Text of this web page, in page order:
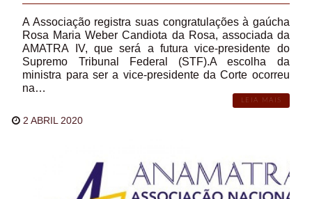
A Associação registra suas congratulações à gaúcha
Rosa Maria Weber Candiota da Rosa, associada da
AMATRA IV, que será a futura vice-presidente do
Supremo Tribunal Federal (STF).A escolha da
ministra para ser a vice-presidente da Corte ocorreu
na…
LEIA MAIS
2 ABRIL 2020